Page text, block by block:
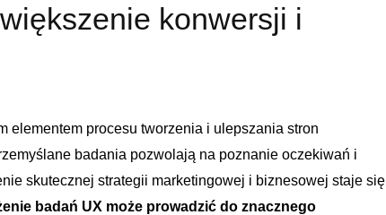
konwersji i
elementem procesu tworzenia i ulepszania‌ stron
badania‌ pozwolają na‍ poznanie oczekiwań i⁤
skutecznej strategii marketingowej i ‌biznesowej staje się‍
badań⁤ UX⁣ może ⁢prowadzić do ⁢znacznego⁤